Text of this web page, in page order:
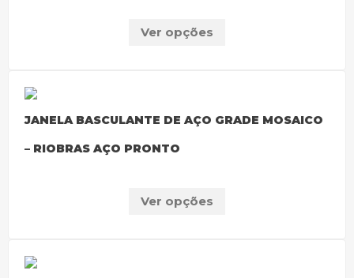
Ver opções
JANELA BASCULANTE DE AÇO GRADE MOSAICO
– RIOBRAS AÇO PRONTO
Ver opções